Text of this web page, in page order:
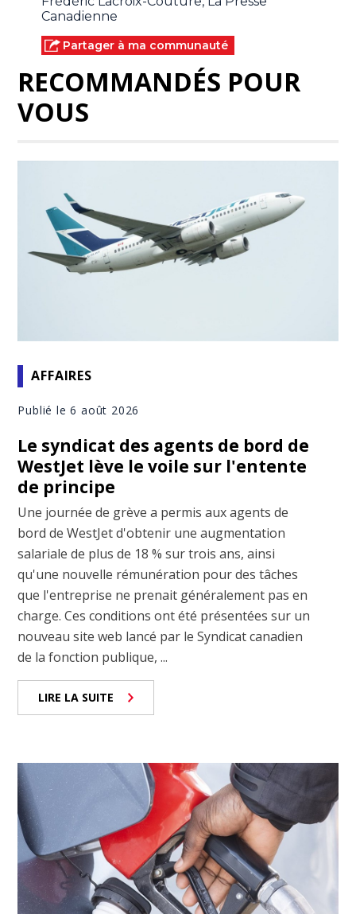
Canadienne
Partager à ma communauté
RECOMMANDÉS POUR
VOUS
AFFAIRES
Publié le 6 août 2026
Le syndicat des agents de bord de
WestJet lève le voile sur l'entente
de principe
Une journée de grève a permis aux agents de
bord de WestJet d'obtenir une augmentation
salariale de plus de 18 % sur trois ans, ainsi
qu'une nouvelle rémunération pour des tâches
que l'entreprise ne prenait généralement pas en
charge. Ces conditions ont été présentées sur un
nouveau site web lancé par le Syndicat canadien
de la fonction publique, ...
LIRE LA SUITE